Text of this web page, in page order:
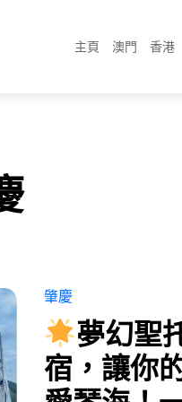
主頁 澳門 香港
肇慶
夢幻聖
宿，讓你